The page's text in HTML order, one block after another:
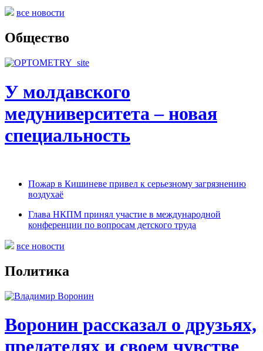
все новости
Общество
У молдавского
медуниверситета – новая
специальность
Пожар в Кишиневе привел к серьезному загрязнению
воздухаё
Глава НКПМ принял участие в международной
конференции по вопросам детского труда
все новости
Политика
Воронин рассказал о друзьях,
предателях и своем чувстве